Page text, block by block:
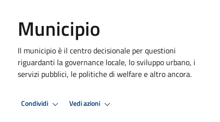
Municipio
Il municipio è il centro decisionale per questioni
riguardanti la governance locale, lo sviluppo urbano, i
servizi pubblici, le politiche di welfare e altro ancora.
Condividi Vedi azioni